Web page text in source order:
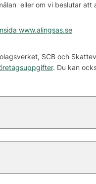
eller om vi beslutar att
www.alingsas.se
SCB och
. Du kan